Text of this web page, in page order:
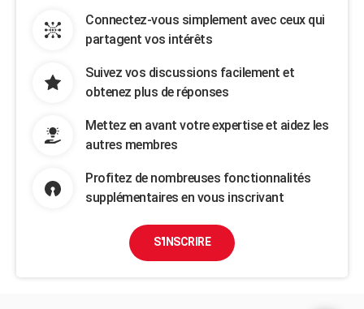
Connectez-vous simplement avec ceux qui
partagent vos intérêts
Suivez vos discussions facilement et
obtenez plus de réponses
Mettez en avant votre expertise et aidez les
autres membres
Profitez de nombreuses fonctionnalités
supplémentaires en vous inscrivant
S'INSCRIRE